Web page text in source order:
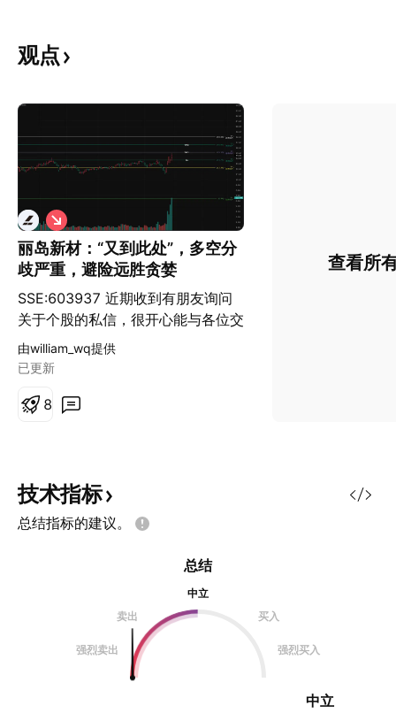
观点
丽岛新材：“又到此处”，多空分
歧严重，避险远胜贪婪
SSE:603937 近期收到有朋友询问
关于个股的私信，很开心能与各位交
流，共同进步。只要时间允许，我会
陆续分享我对相应标的的看法。 ⚠️
考，绝非交易建议。交易是极其个人
往意味着我们捕捉到了市场的某种共
识，概率自然会更高。独立思考 +
逻辑共振，才是交易的长久之道 核
注意风险，建议逢高有序撤退；持币
者暂行观望，不接飞刀，有效突破再
追不迟。 主要逻辑 消息面催化股价
上涨，但基本面尚未跟上 量能过大
做
空
由william_wq提供
已更新
8
查看所
技术指标
总结指标的建议。
总结
中立
卖出
买入
强烈卖出 强烈买入
中立